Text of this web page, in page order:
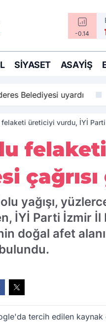
-0.14
SIYASET ASAYIŞ
Belediyesi uyardı
üreticiyi vurdu, İYİ
yağışı,
İYİ Parti İzmir
doğal afet
tercih edilen